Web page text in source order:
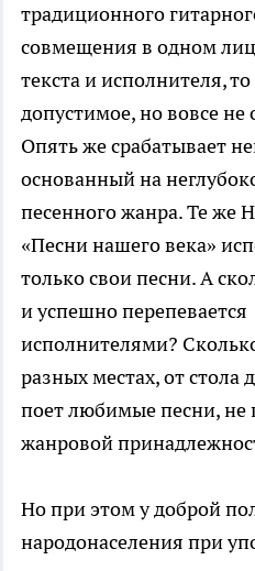
традиционного
совмещения в одном
текста и исполнителя,
допустимое, но вовсе не
Опять же срабатывает
основанный на
песенного жанра. Те
«Песни нашего века»
только свои песни. А
и успешно
исполнителями?
разных местах, от стола
поет любимые песни, не
жанровой
Но при этом у доброй
народонаселения при